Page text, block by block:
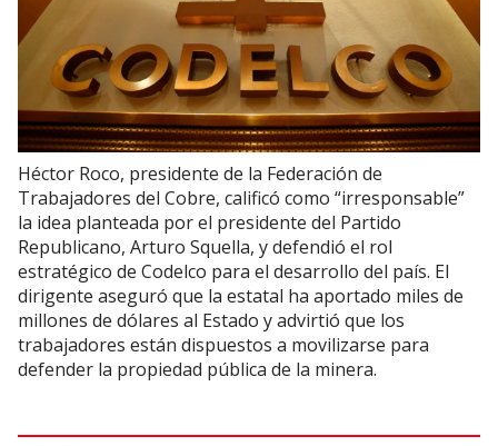
Héctor Roco, presidente de la Federación de
Trabajadores del Cobre, calificó como “irresponsable”
la idea planteada por el presidente del Partido
Republicano, Arturo Squella, y defendió el rol
estratégico de Codelco para el desarrollo del país. El
dirigente aseguró que la estatal ha aportado miles de
millones de dólares al Estado y advirtió que los
trabajadores están dispuestos a movilizarse para
defender la propiedad pública de la minera.